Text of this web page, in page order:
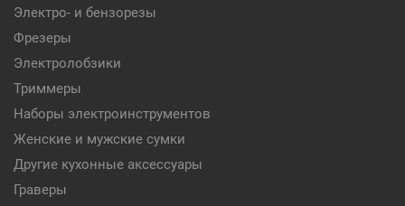
Электро- и бензорезы
Фрезеры
Электролобзики
Триммеры
Наборы электроинструментов
Женские и мужские сумки
Другие кухонные аксессуары
Граверы